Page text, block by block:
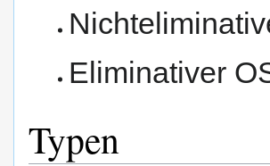
Eliminativer
Typen